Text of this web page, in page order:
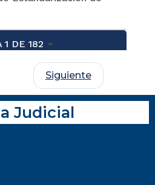
1 DE 182
Siguiente
Judicial